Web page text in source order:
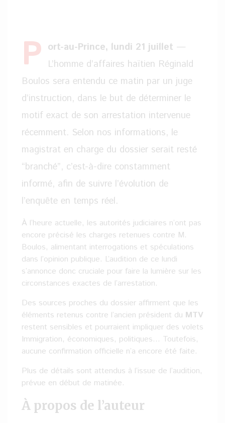
P ort-au-Prince, lundi 21 juillet —
L’homme d’affaires haïtien Réginald
Boulos sera entendu ce matin par un juge
d’instruction, dans le but de déterminer le
motif exact de son arrestation intervenue
récemment. Selon nos informations, le
magistrat en charge du dossier serait resté
“branché”, c’est-à-dire constamment
informé, afin de suivre l’évolution de
l’enquête en temps réel.
À l’heure actuelle, les autorités judiciaires n’ont pas
encore précisé les charges retenues contre M.
Boulos, alimentant interrogations et spéculations
dans l’opinion publique. L’audition de ce lundi
s’annonce donc cruciale pour faire la lumière sur les
circonstances exactes de l’arrestation.
Des sources proches du dossier affirment que les
éléments retenus contre l’ancien président du MTV
restent sensibles et pourraient impliquer des volets
Immigration, économiques, politiques… Toutefois,
aucune confirmation officielle n’a encore été faite.
Plus de détails sont attendus à l’issue de l’audition,
prévue en début de matinée.
À propos de l’auteur